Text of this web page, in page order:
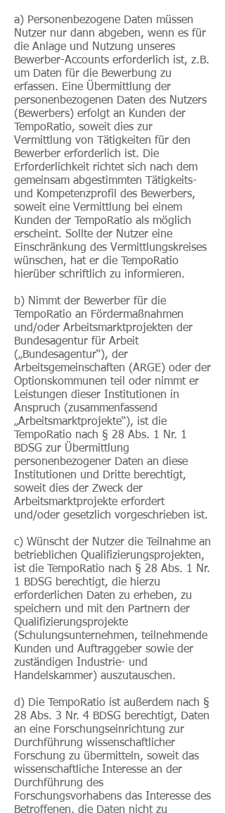
a) Personenbezogene Daten müssen
Nutzer nur dann abgeben, wenn es für
die Anlage und Nutzung unseres
Bewerber-Accounts erforderlich ist, z.B.
um Daten für die Bewerbung zu
erfassen. Eine Übermittlung der
personenbezogenen Daten des Nutzers
(Bewerbers) erfolgt an Kunden der
TempoRatio, soweit dies zur
Vermittlung von Tätigkeiten für den
Bewerber erforderlich ist. Die
Erforderlichkeit richtet sich nach dem
gemeinsam abgestimmten Tätigkeits-
und Kompetenzprofil des Bewerbers,
soweit eine Vermittlung bei einem
Kunden der TempoRatio als möglich
erscheint. Sollte der Nutzer eine
Einschränkung des Vermittlungskreises
wünschen, hat er die TempoRatio
hierüber schriftlich zu informieren.
b) Nimmt der Bewerber für die
TempoRatio an Fördermaßnahmen
und/oder Arbeitsmarktprojekten der
Bundesagentur für Arbeit
(„Bundesagentur“), der
Arbeitsgemeinschaften (ARGE) oder der
Optionskommunen teil oder nimmt er
Leistungen dieser Institutionen in
Anspruch (zusammenfassend
„Arbeitsmarktprojekte“), ist die
TempoRatio nach § 28 Abs. 1 Nr. 1
BDSG zur Übermittlung
personenbezogener Daten an diese
Institutionen und Dritte berechtigt,
soweit dies der Zweck der
Arbeitsmarktprojekte erfordert
und/oder gesetzlich vorgeschrieben ist.
c) Wünscht der Nutzer die Teilnahme an
betrieblichen Qualifizierungsprojekten,
ist die TempoRatio nach § 28 Abs. 1 Nr.
1 BDSG berechtigt, die hierzu
erforderlichen Daten zu erheben, zu
speichern und mit den Partnern der
Qualifizierungsprojekte
(Schulungsunternehmen, teilnehmende
Kunden und Auftraggeber sowie der
zuständigen Industrie- und
Handelskammer) auszutauschen.
d) Die TempoRatio ist außerdem nach §
28 Abs. 3 Nr. 4 BDSG berechtigt, Daten
an eine Forschungseinrichtung zur
Durchführung wissenschaftlicher
Forschung zu übermitteln, soweit das
wissenschaftliche Interesse an der
Durchführung des
Forschungsvorhabens das Interesse des
Betroffenen, die Daten nicht zu